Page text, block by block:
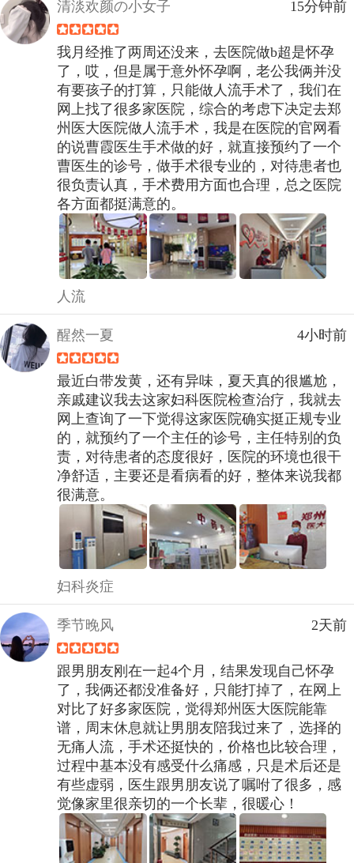
清淡欢颜の小女子 15分钟前
我月经推了两周还没来，去医院做b超是怀孕
了，哎，但是属于意外怀孕啊，老公我俩并没
有要孩子的打算，只能做人流手术了，我们在
网上找了很多家医院，综合的考虑下决定去郑
州医大医院做人流手术，我是在医院的官网看
的说曹霞医生手术做的好，就直接预约了一个
曹医生的诊号，做手术很专业的，对待患者也
很负责认真，手术费用方面也合理，总之医院
各方面都挺满意的。
人流
醒然一夏 4小时前
最近白带发黄，还有异味，夏天真的很尴尬，
亲戚建议我去这家妇科医院检查治疗，我就去
网上查询了一下觉得这家医院确实挺正规专业
的，就预约了一个主任的诊号，主任特别的负
责，对待患者的态度很好，医院的环境也很干
净舒适，主要还是看病看的好，整体来说我都
很满意。
妇科炎症
季节晚风 2天前
跟男朋友刚在一起4个月，结果发现自己怀孕
了，我俩还都没准备好，只能打掉了，在网上
对比了好多家医院，觉得郑州医大医院能靠
谱，周末休息就让男朋友陪我过来了，选择的
无痛人流，手术还挺快的，价格也比较合理，
过程中基本没有感受什么痛感，只是术后还是
有些虚弱，医生跟男朋友说了嘱咐了很多，感
觉像家里很亲切的一个长辈，很暖心！